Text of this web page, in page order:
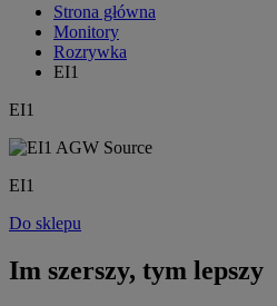
Strona główna
Monitory
Rozrywka
EI1
EI1
EI1
Do sklepu
Im szerszy, tym lepszy